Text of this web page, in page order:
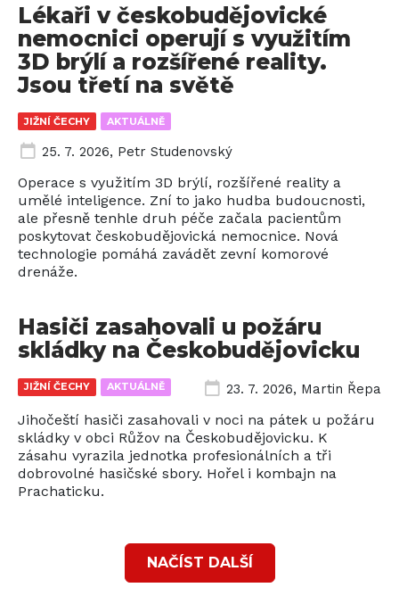
JIŽNÍ ČECHY AKTUÁLNĚ
Lékaři v českobudějovické
nemocnici operují s využitím
3D brýlí a rozšířené reality.
Jsou třetí na světě
25. 7. 2026, Petr Studenovský
Operace s využitím 3D brýlí, rozšířené reality a
umělé inteligence. Zní to jako hudba budoucnosti,
ale přesně tenhle druh péče začala pacientům
poskytovat českobudějovická nemocnice. Nová
technologie pomáhá zavádět zevní komorové
drenáže.
JIŽNÍ ČECHY AKTUÁLNĚ
Hasiči zasahovali u požáru
skládky na Českobudějovicku
23. 7. 2026, Martin Řepa
Jihočeští hasiči zasahovali v noci na pátek u požáru
skládky v obci Růžov na Českobudějovicku. K
zásahu vyrazila jednotka profesionálních a tři
dobrovolné hasičské sbory. Hořel i kombajn na
Prachaticku.
NAČÍST DALŠÍ